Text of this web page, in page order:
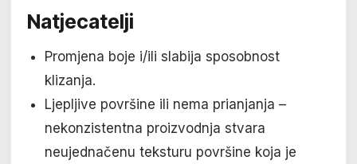
Natjecatelji
Promjena boje i/ili slabija sposobnost
klizanja.
Ljepljive površine ili nema prianjanja –
nekonzistentna proizvodnja stvara
neujednačenu teksturu površine koja je